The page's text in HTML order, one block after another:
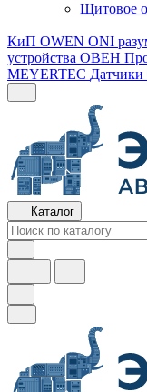
Щитовое
КиП OWEN ONI
устройства ОВЕН
MEYERTEC
Каталог